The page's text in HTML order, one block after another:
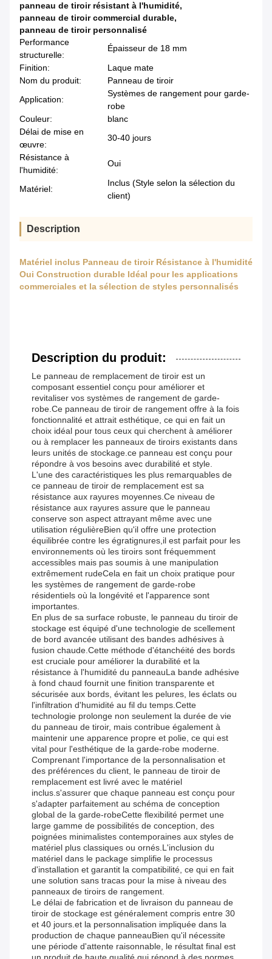
panneau de tiroir résistant à l'humidité,
panneau de tiroir commercial durable,
panneau de tiroir personnalisé
Performance
structurelle:
Épaisseur de 18 mm
Finition:
Laque mate
Nom du produit:
Panneau de tiroir
Application:
Systèmes de rangement pour garde-
robe
Couleur:
blanc
Délai de mise en
œuvre:
30-40 jours
Résistance à
l'humidité:
Oui
Matériel:
Inclus (Style selon la sélection du
client)
Description
Matériel inclus Panneau de tiroir Résistance à l'humidité
Oui Construction durable Idéal pour les applications
commerciales et la sélection de styles personnalisés
Description du produit:
Le panneau de remplacement de tiroir est un
composant essentiel conçu pour améliorer et
revitaliser vos systèmes de rangement de garde-
robe.Ce panneau de tiroir de rangement offre à la fois
fonctionnalité et attrait esthétique, ce qui en fait un
choix idéal pour tous ceux qui cherchent à améliorer
ou à remplacer les panneaux de tiroirs existants dans
leurs unités de stockage.ce panneau est conçu pour
répondre à vos besoins avec durabilité et style.
L'une des caractéristiques les plus remarquables de
ce panneau de tiroir de remplacement est sa
résistance aux rayures moyennes.Ce niveau de
résistance aux rayures assure que le panneau
conserve son aspect attrayant même avec une
utilisation régulièreBien qu'il offre une protection
équilibrée contre les égratignures,il est parfait pour les
environnements où les tiroirs sont fréquemment
accessibles mais pas soumis à une manipulation
extrêmement rudeCela en fait un choix pratique pour
les systèmes de rangement de garde-robe
résidentiels où la longévité et l'apparence sont
importantes.
En plus de sa surface robuste, le panneau du tiroir de
stockage est équipé d'une technologie de scellement
de bord avancée utilisant des bandes adhésives à
fusion chaude.Cette méthode d'étanchéité des bords
est cruciale pour améliorer la durabilité et la
résistance à l'humidité du panneauLa bande adhésive
à fond chaud fournit une finition transparente et
sécurisée aux bords, évitant les pelures, les éclats ou
l'infiltration d'humidité au fil du temps.Cette
technologie prolonge non seulement la durée de vie
du panneau de tiroir, mais contribue également à
maintenir une apparence propre et polie, ce qui est
vital pour l'esthétique de la garde-robe moderne.
Comprenant l'importance de la personnalisation et
des préférences du client, le panneau de tiroir de
remplacement est livré avec le matériel
inclus.s'assurer que chaque panneau est conçu pour
s'adapter parfaitement au schéma de conception
global de la garde-robeCette flexibilité permet une
large gamme de possibilités de conception, des
poignées minimalistes contemporaines aux styles de
matériel plus classiques ou ornés.L'inclusion du
matériel dans le package simplifie le processus
d'installation et garantit la compatibilité, ce qui en fait
une solution sans tracas pour la mise à niveau des
panneaux de tiroirs de rangement.
Le délai de fabrication et de livraison du panneau de
tiroir de stockage est généralement compris entre 30
et 40 jours.et la personnalisation impliquée dans la
production de chaque panneauBien qu'il nécessite
une période d'attente raisonnable, le résultat final est